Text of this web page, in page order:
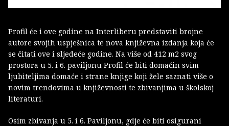
Profil će i ove godine na Interliberu predstaviti brojne
autore svojih uspješnica te nova književna izdanja koja će
se čitati ove i sljedeće godine. Na više od 412 m2 svog
prostora u 5. i 6. paviljonu Profil će biti domaćin svim
ljubiteljima domaće i strane knjige koji žele saznati više o
novim trendovima u književnosti te zbivanjima u školskoj
literaturi.
Osim zbivanja u 5. i 6. Paviljonu, gdje će biti osigurani